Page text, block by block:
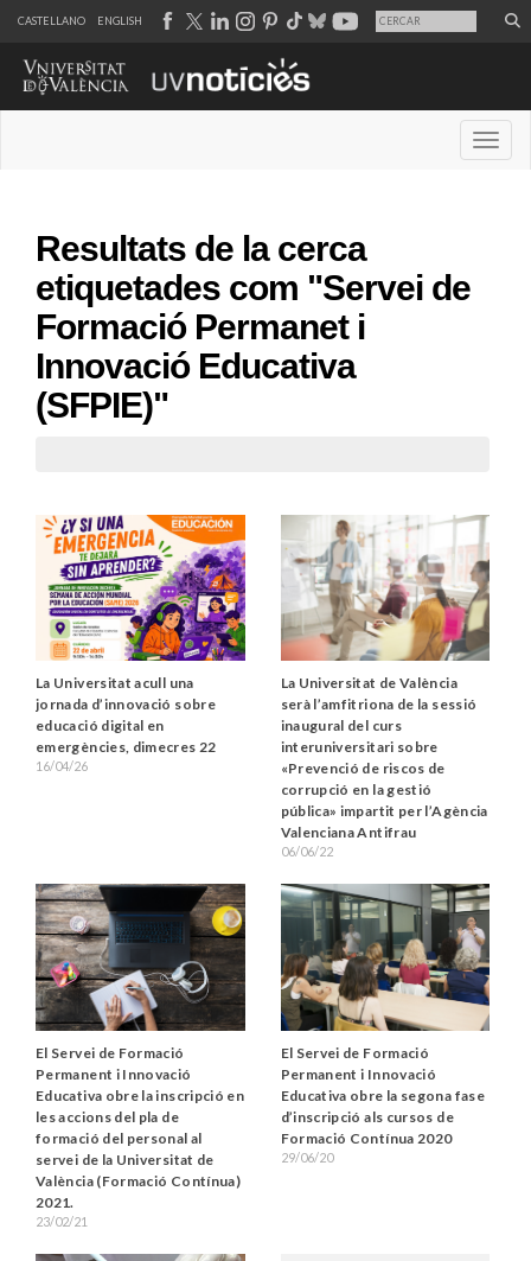
CASTELLANO ENGLISH
Resultats de la cerca
etiquetades com "Servei de
Formació Permanet i
Innovació Educativa
(SFPIE)"
La Universitat acull una
jornada d’innovació sobre
educació digital en
emergències, dimecres 22
16/04/26
La Universitat de València
serà l’amfitriona de la sessió
inaugural del curs
interuniversitari sobre
«Prevenció de riscos de
corrupció en la gestió
pública» impartit per l’Agència
Valenciana Antifrau
06/06/22
El Servei de Formació
Permanent i Innovació
Educativa obre la inscripció en
les accions del pla de
formació del personal al
servei de la Universitat de
València (Formació Contínua)
2021.
23/02/21
El Servei de Formació
Permanent i Innovació
Educativa obre la segona fase
d’inscripció als cursos de
Formació Contínua 2020
29/06/20